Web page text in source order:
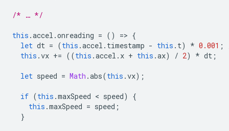
/* … */
this .accel .onreading = () => {
let dt = (this .accel . timestamp - this . t) * 0.001 ;
this .vx += ((this .accel . x + this .ax) / 2) * dt ;
let speed = Math .abs(this .vx);
if (this .maxSpeed < speed)
{
this .maxSpeed = speed ;
}